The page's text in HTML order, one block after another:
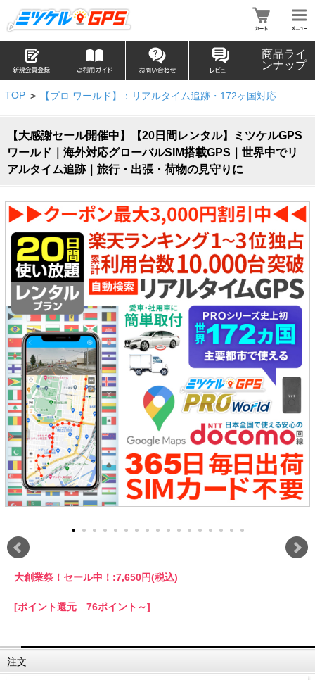
商品ライ
ンナップ
TOP > 【プロ ワールド】：リアルタイム追跡・172ヶ国対応
【大感謝セール開催中】【20日間レンタル】ミツケルGPS
ワールド｜海外対応グローバルSIM搭載GPS｜世界中でリ
アルタイム追跡｜旅行・出張・荷物の見守りに
大創業祭！セール中！:7,650円(税込)
[ポイント還元 76ポイント～]
注文